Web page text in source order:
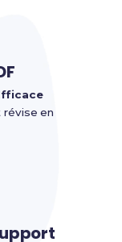
révise en